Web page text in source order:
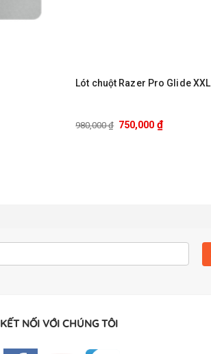
Lót chuột Razer Pro Glide XXL
980,000₫ 750,000₫
KẾT NỐI VỚI CHÚNG TÔI